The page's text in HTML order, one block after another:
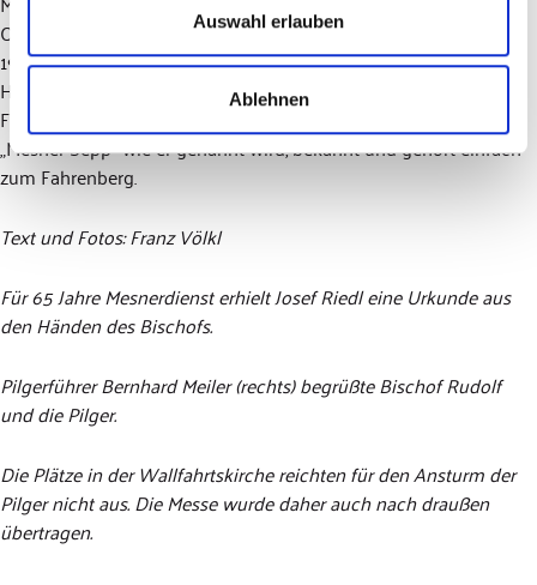
Auswahl erlauben
Ablehnen
Oberpfalz. 65 Jahre Mesner dürfte bayernweit einmalig sein. Seit
1958 ist er mit der Betreuung dieses weithin bekannten
Heiligtums der Wallfahrtskirche „Unserer Lieben Frau vom
Fahrenberg“ betraut. Vielen Tausenden von Pilgern ist der
„Mesner Sepp“ wie er genannt wird, bekannt und gehört einfach
zum Fahrenberg.
Text und Fotos: Franz Völkl
Für 65 Jahre Mesnerdienst erhielt Josef Riedl eine Urkunde aus
den Händen des Bischofs.
Pilgerführer Bernhard Meiler (rechts) begrüßte Bischof Rudolf
und die Pilger.
Die Plätze in der Wallfahrtskirche reichten für den Ansturm der
Pilger nicht aus. Die Messe wurde daher auch nach draußen
übertragen.